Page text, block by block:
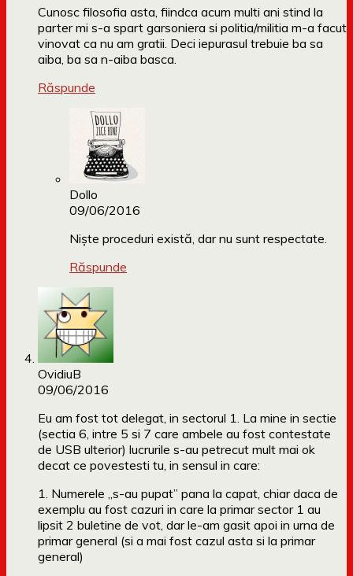
Cunosc filosofia asta, fiindca acum multi ani stind la
parter mi s-a spart garsoniera si politia/militia m-a facut
vinovat ca nu am gratii. Deci iepurasul trebuie ba sa
aiba, ba sa n-aiba basca.
Răspunde
Dollo
09/06/2016
Niște proceduri există, dar nu sunt respectate.
Răspunde
OvidiuB
09/06/2016
Eu am fost tot delegat, in sectorul 1. La mine in sectie
(sectia 6, intre 5 si 7 care ambele au fost contestate
de USB ulterior) lucrurile s-au petrecut mult mai ok
decat ce povestesti tu, in sensul in care:
1. Numerele „s-au pupat” pana la capat, chiar daca de
exemplu au fost cazuri in care la primar sector 1 au
lipsit 2 buletine de vot, dar le-am gasit apoi in urna de
primar general (si a mai fost cazul asta si la primar
general)